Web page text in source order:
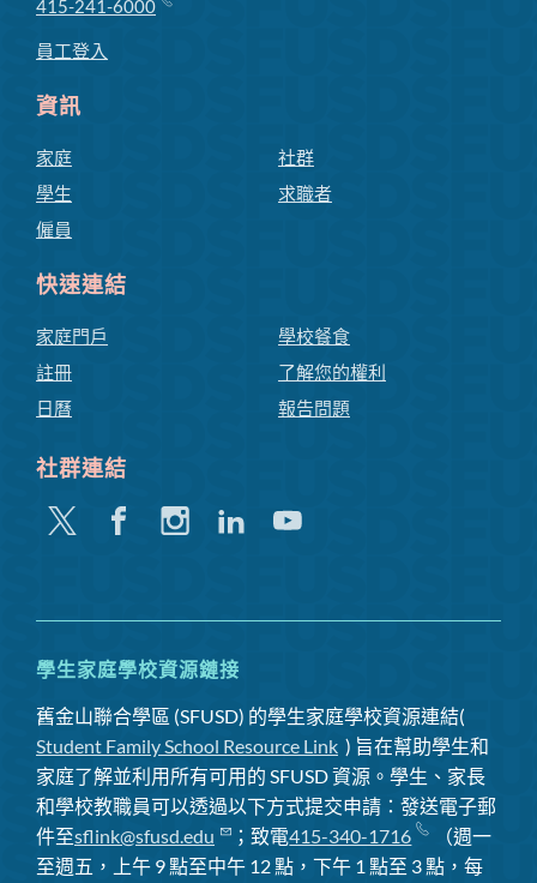
415-241-6000
員工登入
資訊
家庭
學生
僱員
社群
求職者
快速連結
家庭門戶
註冊
日曆
學校餐食
了解您的權利
報告問題
社群連結
嘰
FacebookInstagram
領
Youtube
學生家庭學校資源鏈接
舊金山聯合學區 (SFUSD) 的學生家庭學校資源連結(
Student Family School Resource Link ) 旨在幫助學生和
家庭了解並利用所有可用的 SFUSD 資源。學生、家長
和學校教職員可以透過以下方式提交申請：發送電子郵
件至sflink@sfusd.edu ；致電415-340-1716
（週一
至週五，上午 9 點至中午 12 點，下午 1 點至 3 點，每